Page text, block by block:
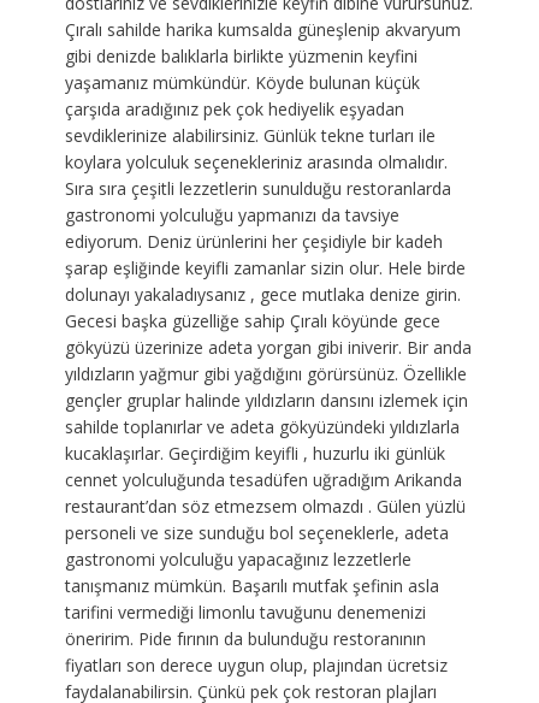
Çıralı sahilde harika kumsalda güneşlenip akvaryum
gibi denizde balıklarla birlikte yüzmenin keyfini
yaşamanız mümkündür. Köyde bulunan küçük
çarşıda aradığınız pek çok hediyelik eşyadan
sevdiklerinize alabilirsiniz. Günlük tekne turları ile
koylara yolculuk seçenekleriniz arasında olmalıdır.
Sıra sıra çeşitli lezzetlerin sunulduğu restoranlarda
gastronomi yolculuğu yapmanızı da tavsiye
ediyorum. Deniz ürünlerini her çeşidiyle bir kadeh
şarap eşliğinde keyifli zamanlar sizin olur. Hele birde
dolunayı yakaladıysanız , gece mutlaka denize girin.
Gecesi başka güzelliğe sahip Çıralı köyünde gece
gökyüzü üzerinize adeta yorgan gibi iniverir. Bir anda
yıldızların yağmur gibi yağdığını görürsünüz. Özellikle
gençler gruplar halinde yıldızların dansını izlemek için
sahilde toplanırlar ve adeta gökyüzündeki yıldızlarla
kucaklaşırlar. Geçirdiğim keyifli , huzurlu iki günlük
cennet yolculuğunda tesadüfen uğradığım Arikanda
restaurant’dan söz etmezsem olmazdı . Gülen yüzlü
personeli ve size sunduğu bol seçeneklerle, adeta
gastronomi yolculuğu yapacağınız lezzetlerle
tanışmanız mümkün. Başarılı mutfak şefinin asla
tarifini vermediği limonlu tavuğunu denemenizi
öneririm. Pide fırının da bulunduğu restoranının
fiyatları son derece uygun olup, plajından ücretsiz
faydalanabilirsin. Çünkü pek çok restoran plajları